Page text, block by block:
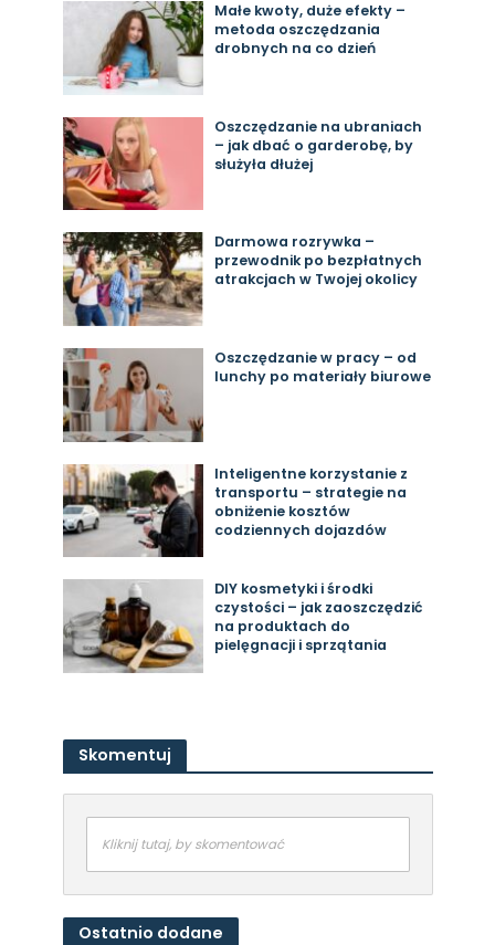
Małe kwoty, duże efekty –
metoda oszczędzania
drobnych na co dzień
Oszczędzanie na ubraniach
– jak dbać o garderobę, by
służyła dłużej
Darmowa rozrywka –
przewodnik po bezpłatnych
atrakcjach w Twojej okolicy
Oszczędzanie w pracy – od
lunchy po materiały biurowe
Inteligentne korzystanie z
transportu – strategie na
obniżenie kosztów
codziennych dojazdów
DIY kosmetyki i środki
czystości – jak zaoszczędzić
na produktach do
pielęgnacji i sprzątania
Skomentuj
Kliknij tutaj, by skomentować
Ostatnio dodane